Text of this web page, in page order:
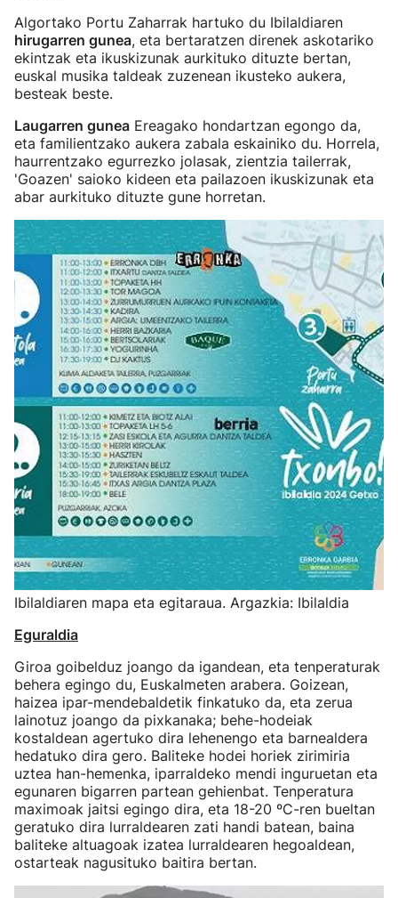
Algortako Portu Zaharrak hartuko du Ibilaldiaren
hirugarren gunea, eta bertaratzen direnek askotariko
ekintzak eta ikuskizunak aurkituko dituzte bertan,
euskal musika taldeak zuzenean ikusteko aukera,
besteak beste.
Laugarren gunea Ereagako hondartzan egongo da,
eta familientzako aukera zabala eskainiko du. Horrela,
haurrentzako egurrezko jolasak, zientzia tailerrak,
'Goazen' saioko kideen eta pailazoen ikuskizunak eta
abar aurkituko dituzte gune horretan.
Ibilaldiaren mapa eta egitaraua. Argazkia: Ibilaldia
Eguraldia
Giroa goibelduz joango da igandean, eta tenperaturak
behera egingo du, Euskalmeten arabera. Goizean,
haizea ipar-mendebaldetik finkatuko da, eta zerua
lainotuz joango da pixkanaka; behe-hodeiak
kostaldean agertuko dira lehenengo eta barnealdera
hedatuko dira gero. Baliteke hodei horiek zirimiria
uztea han-hemenka, iparraldeko mendi inguruetan eta
egunaren bigarren partean gehienbat. Tenperatura
maximoak jaitsi egingo dira, eta 18-20 ºC-ren bueltan
geratuko dira lurraldearen zati handi batean, baina
baliteke altuagoak izatea lurraldearen hegoaldean,
ostarteak nagusituko baitira bertan.